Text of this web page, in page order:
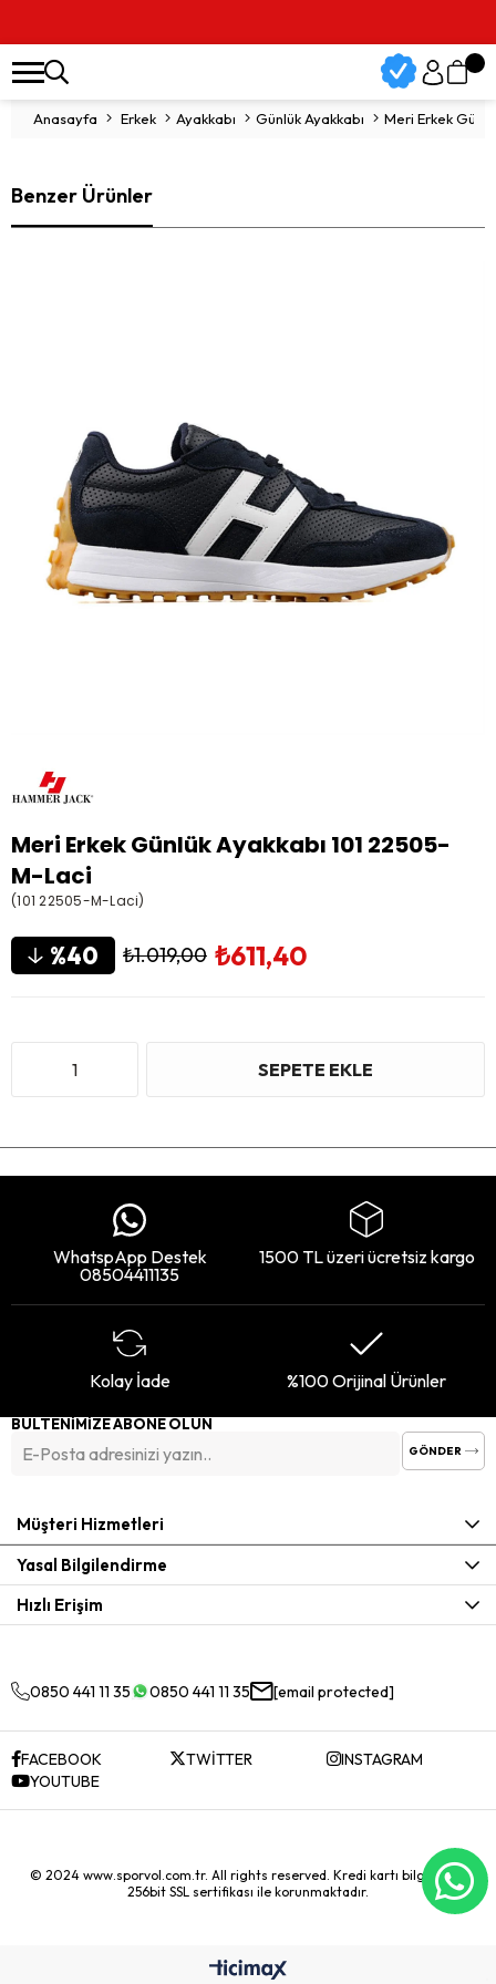
Anasayfa Erkek Ayakkabı Günlük Ayakkabı Meri Erkek
Benzer Ürünler
Meri Erkek Günlük Ayakkabı 101 22505-
M-Laci
(101 22505-M-Laci)
40 ₺1.019,00 ₺611,40
WhatspApp Destek
08504411135
1500 TL üzeri ücretsiz kargo
Kolay İade %100 Orijinal Ürünler
BÜLTENİMİZE ABONE OLUN
GÖNDER
Müşteri Hizmetleri
Yasal Bilgilendirme
Hızlı Erişim
0850 441 11 35 0850 441 11 35 [email protected]
FACEBOOK TWİTTER
INSTAGRAM
YOUTUBE
© 2024 www.sporvol.com.tr. All rights reserved. Kredi kartı bilgileriniz
256bit SSL sertifikası ile korunmaktadır.